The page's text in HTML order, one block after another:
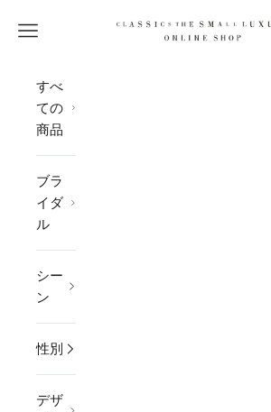
CLASSICS the Small
メニューを開く
すべ
ての
商品
ブラ
イダ
ル
シー
ン
性別
デザ